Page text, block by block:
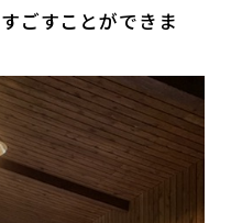
ごすことができま